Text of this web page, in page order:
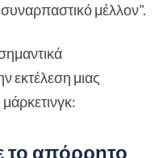
μέλλον".
εκτέλεση μιας
το απόρρητο